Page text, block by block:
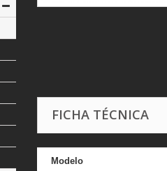
FICHA TÉCNICA
Modelo